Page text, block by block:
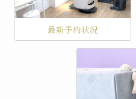
最新予約状況